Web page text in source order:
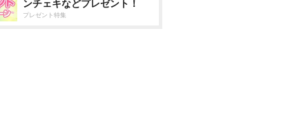
ンチェキなどプレゼント！
プレゼント特集